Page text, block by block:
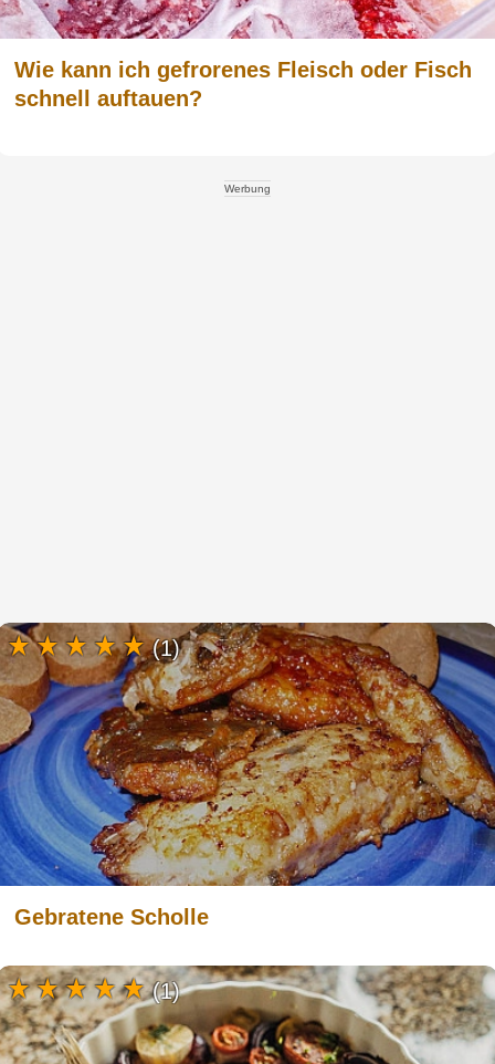
Wie kann ich gefrorenes Fleisch oder Fisch
schnell auftauen?
Werbung
Gebratene Scholle
(1)
(1)